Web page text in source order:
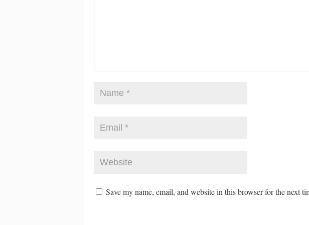
Save my name, email, and website in this browser for the next